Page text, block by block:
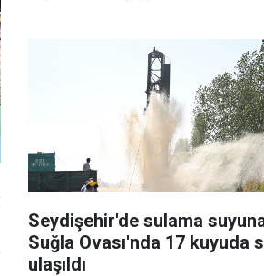
Seydişehir'de sulama
Suğla Ovası'nda 17 kuyuda
ulaşıldı